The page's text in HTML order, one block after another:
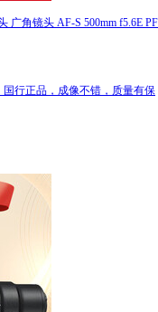
广角镜头 AF-S 500mm f5.6E PF
行正品，成像不错，质量有保